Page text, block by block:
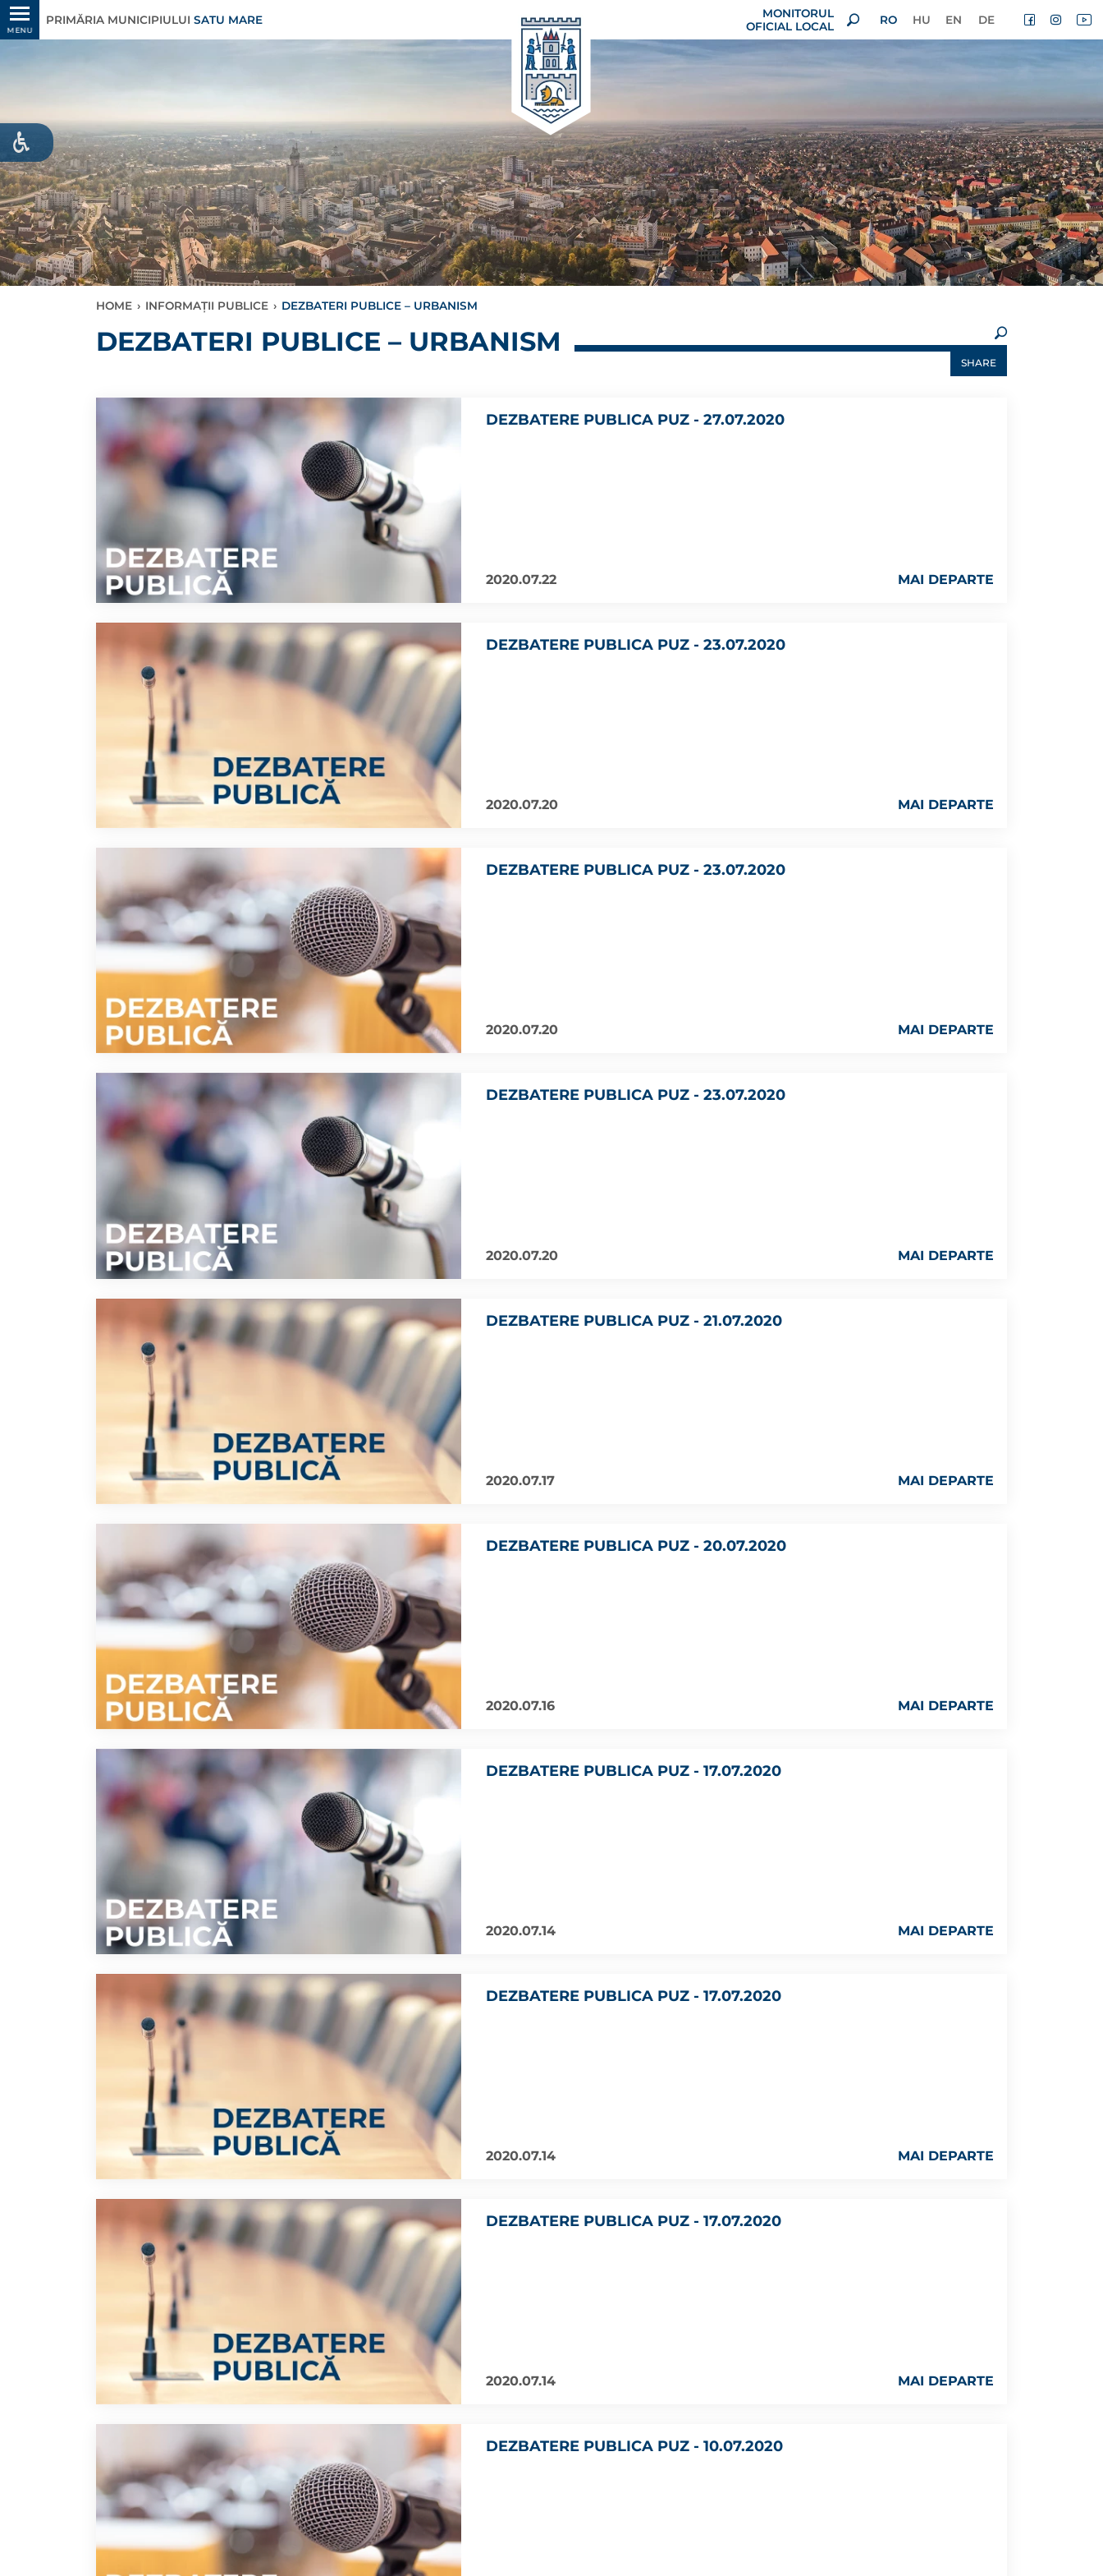
MENU
PRIMĂRIA MUNICIPIULUI SATU MARE
MONITORUL
OFICIAL LOCAL
RO HU EN DE
HOME › INFORMAȚII PUBLICE › DEZBATERI PUBLICE – URBANISM
DEZBATERI PUBLICE – URBANISM
SHARE
DEZBATERE PUBLICA PUZ - 27.07.2020
2020.07.22 MAI DEPARTE
DEZBATERE PUBLICA PUZ - 23.07.2020
2020.07.20 MAI DEPARTE
DEZBATERE PUBLICA PUZ - 23.07.2020
2020.07.20 MAI DEPARTE
DEZBATERE PUBLICA PUZ - 23.07.2020
2020.07.20 MAI DEPARTE
DEZBATERE PUBLICA PUZ - 21.07.2020
2020.07.17 MAI DEPARTE
DEZBATERE PUBLICA PUZ - 20.07.2020
2020.07.16 MAI DEPARTE
DEZBATERE PUBLICA PUZ - 17.07.2020
2020.07.14 MAI DEPARTE
DEZBATERE PUBLICA PUZ - 17.07.2020
2020.07.14 MAI DEPARTE
DEZBATERE PUBLICA PUZ - 17.07.2020
2020.07.14 MAI DEPARTE
DEZBATERE PUBLICA PUZ - 10.07.2020